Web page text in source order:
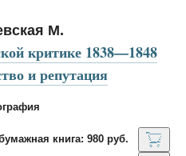
М.
критике 1838—1848
и репутация
книга: 980 руб.